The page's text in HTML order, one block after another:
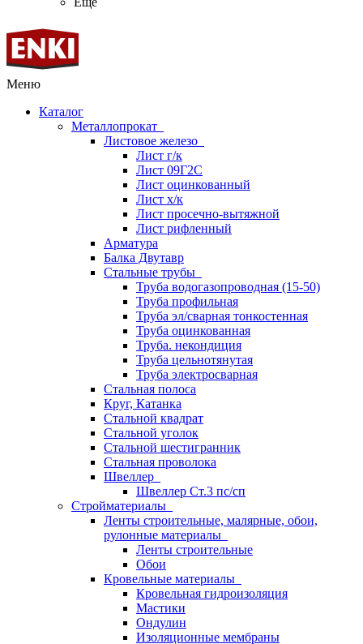
Меню
Каталог
Металлопрокат
Листовое железо
Лист г/к
Лист 09Г2С
Лист оцинкованный
Лист х/к
Лист просечно-вытяжной
Лист рифленный
Арматура
Балка Двутавр
Стальные трубы
Труба водогазопроводная (15-50)
Труба профильная
Труба эл/сварная тонкостенная
Труба оцинкованная
Труба. некондиция
Труба цельнотянутая
Труба электросварная
Стальная полоса
Круг, Катанка
Стальной квадрат
Стальной уголок
Стальной шестигранник
Стальная проволока
Швеллер
Швеллер Ст.3 пс/сп
Стройматериалы
Ленты строительные, малярные, обои,
рулонные материалы
Ленты строительные
Обои
Кровельные материалы
Кровельная гидроизоляция
Мастики
Ондулин
Изоляционные мембраны